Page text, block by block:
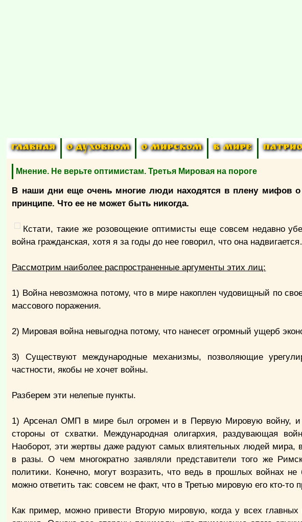
ГЛАВНАЯ О ДУХОВНОМ О МИРСКОМ В МИРЕ
Мнение. Не верьте оптимистам. Третья Мировая на пороге
В наши дни еще очень многие люди находятся в плену мифов
принципе. Что ее не может быть никогда.
Кстати, такие же розовощекие оптимисты еще совсем недавно
война гражданская, хотя я за годы до нее говорил, что она
Рассмотрим наиболее распространенные аргументы этих лиц:
1) Война невозможна потому, что в мире накоплен чудовищный по
массового поражения.
2) Мировая война невыгодна потому, что нанесет огромный ущерб
3) Существуют международные механизмы, позволяющие
частности, якобы не хочет войны.
Разберем эти нелепые пункты.
1) Арсенал ОМП в мире был огромен и в Первую Мировую войну,
стороны от схватки. Международная олигархия, раздувающая
Наоборот, эти жертвы даже радуют самых влиятельных людей мира,
в разы. О чем многократно заявляли представители того же
политики. Конечно, могут возразить, что ведь в прошлых войнах
можно ответить так: совсем не факт, что в Третью мировую его кто-то
Как пример, можно привести Вторую мировую, когда у всех